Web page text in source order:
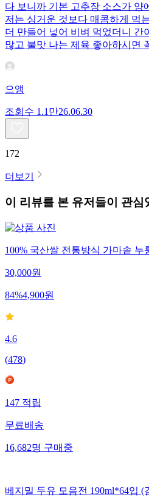
다 보니까 기본 고추장 소스가 양
저는 싱거운 것보다 매콤하게 먹
더 만들어 넣어 비벼 먹었더니 간
많고 불맛 나는 제육 좋아하시면
으앵
조회수 1.1만26.06.30
172
더보기
이 리뷰를 본 유저들이 관심
100% 국산쌀 전통방식 가마솥 누
30,000원
84%4,900원
4.6
(478)
147 적립
무료배송
16,682명 구매중
베지밀 두유 모음전 190ml*64입